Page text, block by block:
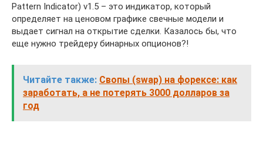
Pattern Indicator) v1.5 – это индикатор, который
определяет на ценовом графике свечные модели и
выдает сигнал на открытие сделки. Казалось бы, что
еще нужно трейдеру бинарных опционов?!
Читайте также: Свопы (swap) на форексе: как
заработать, а не потерять 3000 долларов за
год